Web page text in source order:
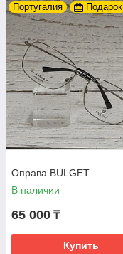
Португалия Подарок
Оправа BULGET
В наличии
65 000 ₸
Купить